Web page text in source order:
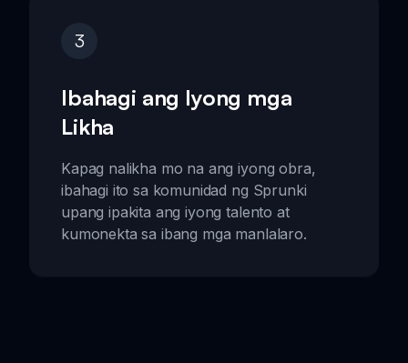
3
Ibahagi ang Iyong mga
Likha
Kapag nalikha mo na ang iyong obra,
ibahagi ito sa komunidad ng Sprunki
upang ipakita ang iyong talento at
kumonekta sa ibang mga manlalaro.